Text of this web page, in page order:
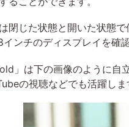
閉じた状態と開いた状態
ンチのディスプレイを確
」は下の画像のように自
の視聴などでも活躍しま